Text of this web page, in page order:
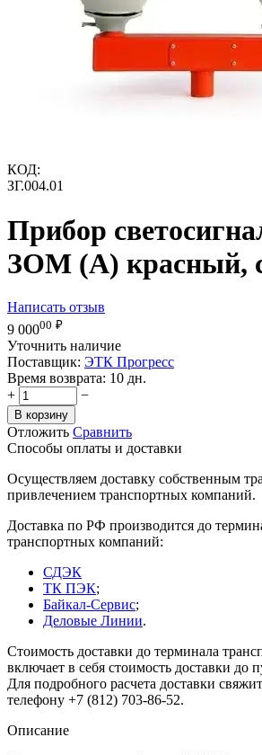
КОД:
ЗГ.004.01
Прибор
ЗОМ (А) красный,
Написать отзыв
9 00000 ₽
Уточнить наличие
Поставщик: ЭТК Прогресс
Время возврата: 10 дн.
+
−
В корзину
Отложить Сравнить
Способы оплаты и доставки
Осуществляем доставку собственным
привлечением транспортных компаний.
Доставка по РФ производится до
транспортных компаний:
СДЭК
ТК ПЭК;
Байкал-Сервис;
Деловые Линии.
Стоимость доставки до терминала
включает в себя стоимость доставки до
Для подробного расчета доставки
телефону +7 (812) 703-86-52.
Описание